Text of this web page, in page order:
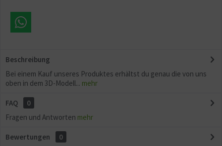
Beschreibung
Bei einem Kauf unseres Produktes erhältst du genau die von uns
oben in dem 3D-Modell... mehr
FAQ
0
Fragen und Antworten mehr
Bewertungen
0